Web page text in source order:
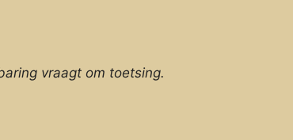
vraagt om toetsing.